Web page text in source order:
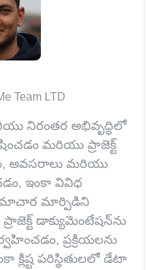
Team LTD
నిరంతర అభివృద్ధిలో
మరియు ప్రాజెక్ట్
అవసరాలు మరియు
ఇంకా వివిధ
మార్పిడిని
డాక్యుమెంటేషన్‌ను
ప్రక్రియలను
పరిస్థితులలో డేటా